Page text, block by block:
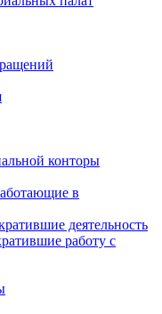
конторы
в
деятельность
работу с